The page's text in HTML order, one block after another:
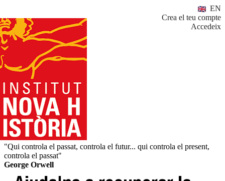
EN
Crea el teu compte
Accedeix
"Qui controla el passat, controla el futur... qui controla el present,
controla el passat"
George Orwell